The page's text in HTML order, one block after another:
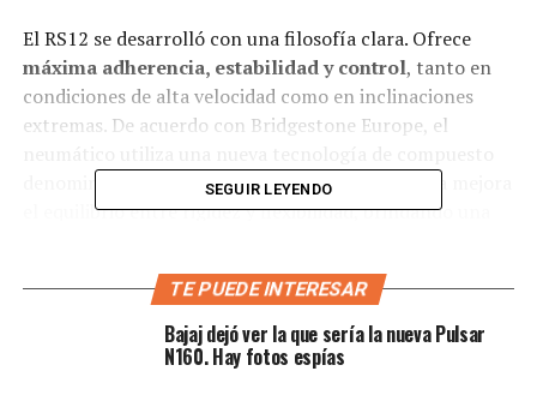
El RS12 se desarrolló con una filosofía clara. Ofrece
máxima adherencia, estabilidad y control, tanto en
condiciones de alta velocidad como en inclinaciones
extremas. De acuerdo con Bridgestone Europe, el
“Cap & Base 3LC”. Esta tecnología mejora
el equilibrio entre rigidez y flexibilidad, brindando una
frenado agresivo.
Estructura optimizada y mejor
contacto con el asfalto
SEGUIR LEYENDO
TE PUEDE INTERESAR
Bajaj dejó ver la que sería la nueva Pulsar
N160. Hay fotos espías